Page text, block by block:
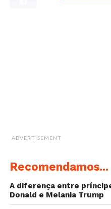
Trump composto por
Grushecky.
Esta não é a primeira vez
ADVERTISEMENT
Recomendamos...
A diferença entre
Donald e Melania Trump